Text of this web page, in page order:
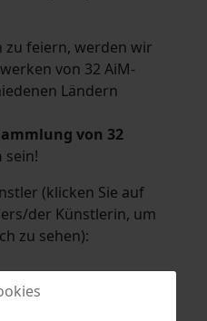
zu feiern, werden wir
von 32 AiM-
Ländern
von 32
sein!
(klicken Sie auf
der Künstlerin, um
zu sehen):
Bonnot